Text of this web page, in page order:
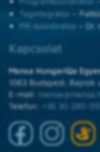
Tagintegrátor
–
PR-koordinátor – Dr.
Kapcsolat
Mensa HungarIQa
1063 Budapest, Bajnok
E-mail:
Telefon:
+36 30 280-